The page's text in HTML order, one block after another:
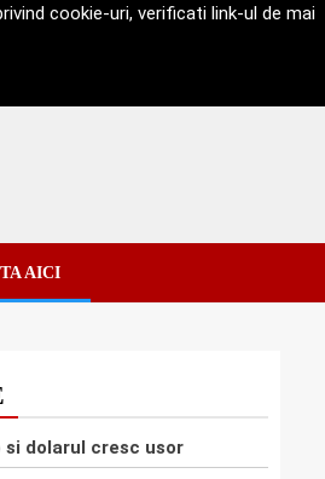
cookie-uri, verificati link-ul de mai
AICI
si dolarul cresc usor